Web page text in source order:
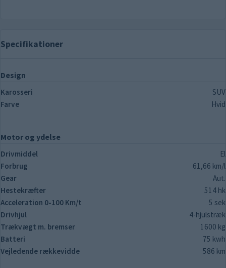
Specifikationer
Design
Karosseri
SUV
Farve
Hvid
Motor og ydelse
Drivmiddel
El
Forbrug
61,66 km/l
Gear
Aut.
Hestekræfter
514 hk
Acceleration 0-100 Km/t
5 sek
Drivhjul
4-hjulstræk
Trækvægt m. bremser
1600 kg
Batteri
75 kwh
Vejledende rækkevidde
586 km